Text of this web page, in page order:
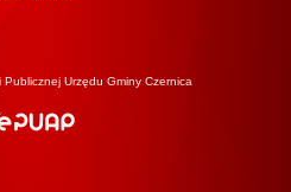
Urzędu Gminy Czernica